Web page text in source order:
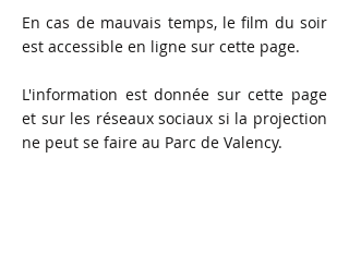
En cas de mauvais temps, le film du soir
est accessible en ligne sur cette page.
L'information est donnée sur cette page
et sur les réseaux sociaux si la projection
ne peut se faire au Parc de Valency.